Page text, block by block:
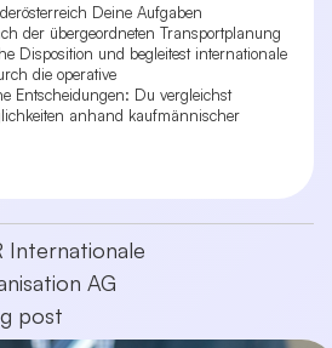
Deine Aufgaben
der übergeordneten Transportplanung
Disposition und begleitest internationale
die operative
Entscheidungen: Du vergleichst
anhand kaufmännischer
Internationale
AG
post